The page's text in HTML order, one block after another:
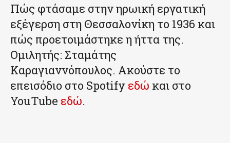
Πώς φτάσαμε στην ηρωική εργατική
εξέγερση στη Θεσσαλονίκη το 1936 και
πώς προετοιμάστηκε η ήττα της.
Ομιλητής: Σταμάτης
Καραγιαννόπουλος. Ακούστε το
επεισόδιο στο Spotify εδώ και στο
YouTube εδώ.